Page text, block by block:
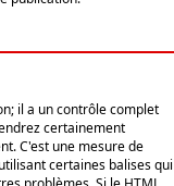
il a un contrôle complet
certainement
C'est une mesure de
certaines balises qui